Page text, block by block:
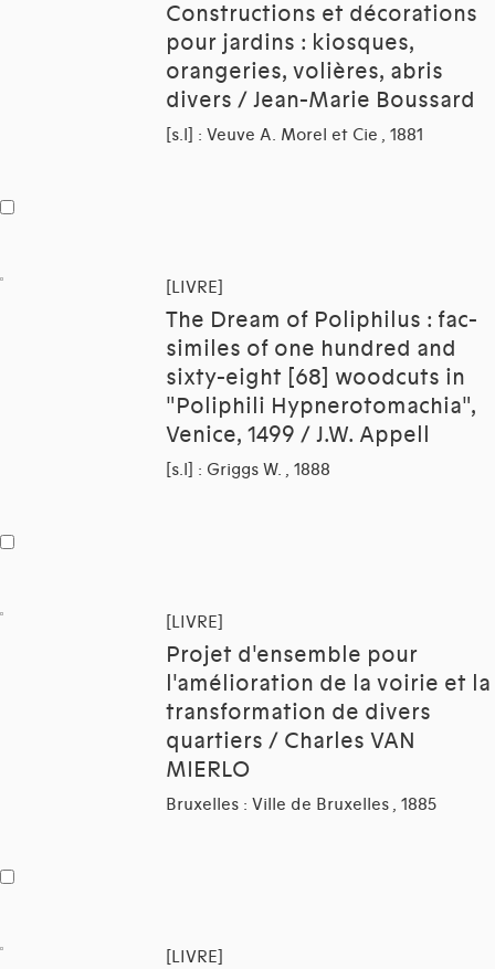
Constructions et décorations
pour jardins : kiosques,
orangeries, volières, abris
divers / Jean-Marie Boussard
[s.l] : Veuve A. Morel et Cie , 1881
[LIVRE]
The Dream of Poliphilus : fac-
similes of one hundred and
sixty-eight [68] woodcuts in
"Poliphili Hypnerotomachia",
Venice, 1499 / J.W. Appell
[s.l] : Griggs W. , 1888
[LIVRE]
Projet d'ensemble pour
l'amélioration de la voirie et la
transformation de divers
quartiers / Charles VAN
MIERLO
Bruxelles : Ville de Bruxelles , 1885
[LIVRE]